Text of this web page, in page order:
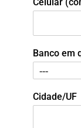
Banco em
Cidade/UF